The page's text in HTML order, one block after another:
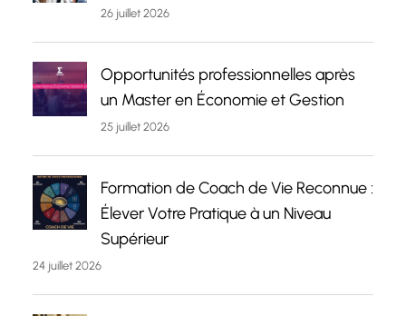
26 juillet 2026
Opportunités professionnelles après
un Master en Économie et Gestion
25 juillet 2026
Formation de Coach de Vie Reconnue :
Élever Votre Pratique à un Niveau
Supérieur
24 juillet 2026